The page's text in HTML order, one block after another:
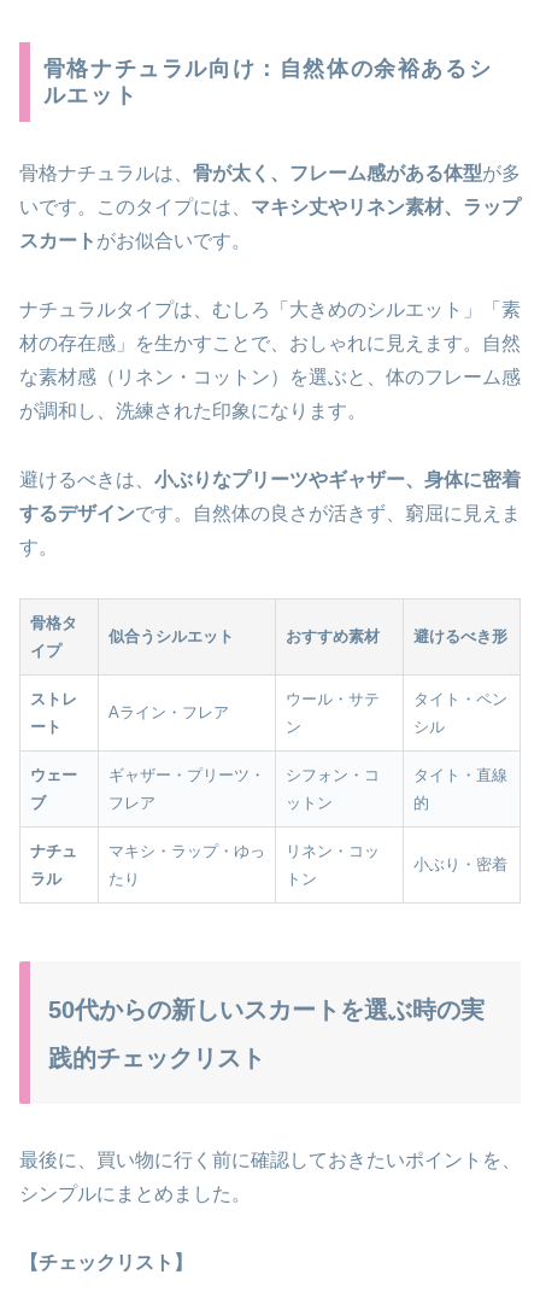
骨格ナチュラル向け：自然体の余裕あるシ
ルエット
骨格ナチュラルは、 骨が太く、フレーム感がある体型が多
いです。このタイプには、 マキシ丈やリネン素材、ラップ
スカート がお似合いです。
ナチュラルタイプは、むしろ「大きめのシルエット」「素
材の存在感」を生かすことで、おしゃれに見えます。自然
な素材感（リネン・コットン）を選ぶと、体のフレーム感
が調和し、洗練された印象になります。
避けるべきは、 小ぶりなプリーツやギャザー、身体に密着
するデザインです。自然体の良さが活きず、窮屈に見えま
す。
骨格タ
イプ
似合うシルエット おすすめ素材 避けるべき形
ストレ
ート
Aライン・フレア
ウール・サテ
ン
タイト・ペン
シル
ウェー
ブ
ギャザー・プリーツ・
フレア
シフォン・コ
ットン
タイト・直線
的
ナチュ
ラル
マキシ・ラップ・ゆっ
たり
リネン・コッ
トン
小ぶり・密着
50代からの新しいスカートを選ぶ時の実
践的チェックリスト
最後に、買い物に行く前に確認しておきたいポイントを、
シンプルにまとめました。
【チェックリスト】